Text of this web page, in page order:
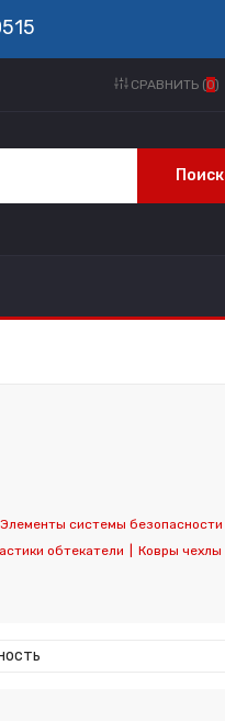
СРАВНИТЬ (0)
Поиск
Элементы системы безопасности
обтекатели Ковры чехлы